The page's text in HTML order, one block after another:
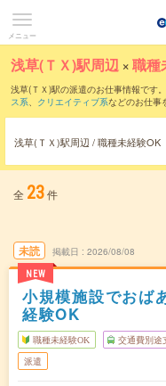
メニュー
浅草(ＴＸ)駅周辺 ×職種
浅草(ＴＸ)駅の派遣のお仕事情報です。
ス系、 クリエイティブ系などのお仕事
浅草(ＴＸ)駅周辺 / 職種未経験OK
全 23件
未読
NEW
掲載日 2026/08/08
小規模施設でおば
経験OK
職種未経験OK 交通費別途
派遣